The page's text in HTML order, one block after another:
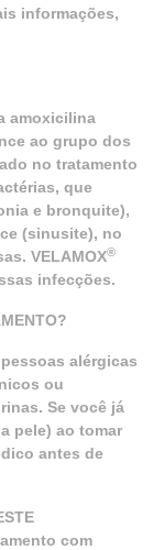
informações,
amoxicilina
ao grupo dos
no tratamento
que
e bronquite),
(sinusite), no
VELAMOX®
infecções.
alérgicas
ou
Se você já
pele) ao tomar
antes de
com